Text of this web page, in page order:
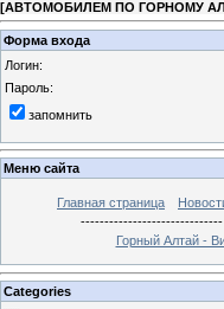
[АВТОМОБИЛЕМ ПО ГОРНОМУ
Форма входа
Логин:
Пароль:
запомнить
Меню сайта
Главная страница
------------------------------
Горный Алтай -
Categories